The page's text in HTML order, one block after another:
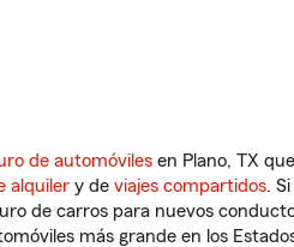
de automóviles en Plano, TX
alquiler y de viajes compartidos.
de carros para nuevos
más grande en los